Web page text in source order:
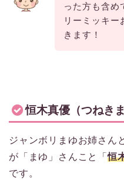
った方も含め
リーミッキー
きます！
恒木真優（つねき
ジャンボリまゆお姉さん
が「まゆ」さんこと「恒
です。